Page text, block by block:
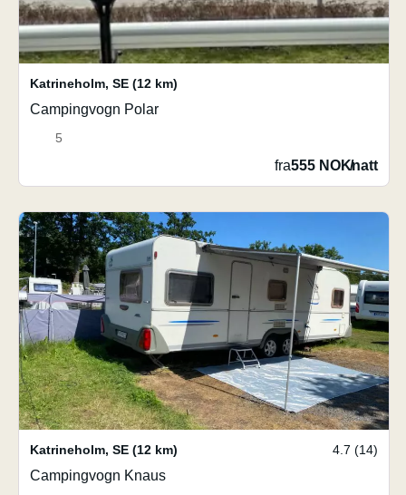
Katrineholm, SE (12 km)
Campingvogn Polar
5
fra555 NOK/natt
Katrineholm, SE (12 km) 4.7 (14)
Campingvogn Knaus